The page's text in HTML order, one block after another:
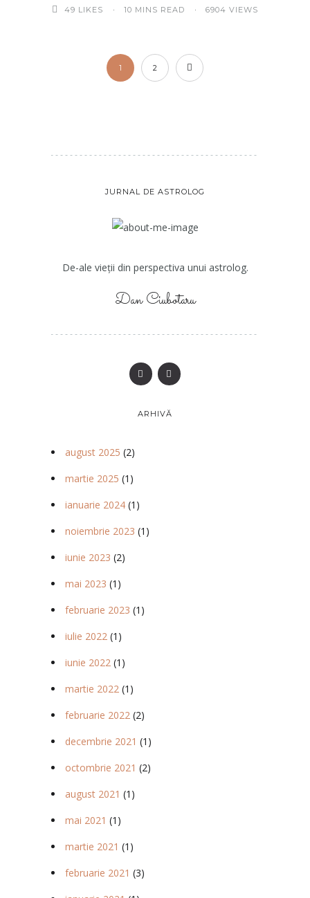
49 LIKES 10 MINS READ 6904 VIEWS
1 2
JURNAL DE ASTROLOG
De-ale vieții din perspectiva unui astrolog.
Dan Ciubotaru
ARHIVĂ
august 2025 (2)
martie 2025 (1)
ianuarie 2024 (1)
noiembrie 2023 (1)
iunie 2023 (2)
mai 2023 (1)
februarie 2023 (1)
iulie 2022 (1)
iunie 2022 (1)
martie 2022 (1)
februarie 2022 (2)
decembrie 2021 (1)
octombrie 2021 (2)
august 2021 (1)
mai 2021 (1)
martie 2021 (1)
februarie 2021 (3)